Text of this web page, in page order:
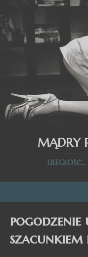
MĄDRY
pogodzenie
szacunkiem